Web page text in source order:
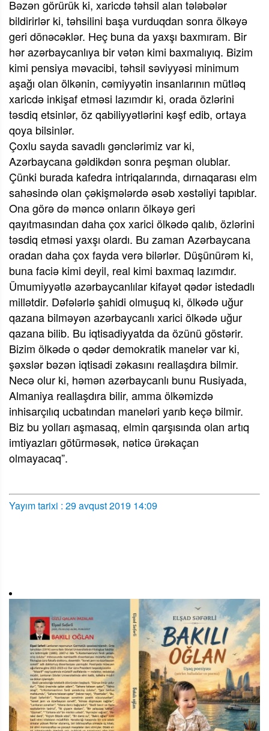
Bəzən görürük ki, xaricdə təhsil alan tələbələr
bildirirlər ki, təhsilini başa vurduqdan sonra ölkəyə
geri dönəcəklər. Heç buna da yaxşı baxmıram. Bir
hər azərbaycanlıya bir vətən kimi baxmalıyıq. Bizim
kimi pensiya məvacibi, təhsil səviyyəsi minimum
aşağı olan ölkənin, cəmiyyətin insanlarının mütləq
xaricdə inkişaf etməsi lazımdır ki, orada özlərini
təsdiq etsinlər, öz qabiliyyətlərini kəşf edib, ortaya
qoya bilsinlər.
Çoxlu sayda savadlı gənclərimiz var ki,
Azərbaycana gəldikdən sonra peşman olublar.
Çünki burada kafedra intriqalarında, dırnaqarası elm
sahəsində olan çəkişmələrdə əsəb xəstəliyi tapıblar.
Ona görə də məncə onların ölkəyə geri
qayıtmasından daha çox xarici ölkədə qalıb, özlərini
təsdiq etməsi yaxşı olardı. Bu zaman Azərbaycana
oradan daha çox fayda verə bilərlər. Düşünürəm ki,
buna faciə kimi deyil, real kimi baxmaq lazımdır.
Ümumiyyətlə azərbaycanlılar kifayət qədər istedadlı
millətdir. Dəfələrlə şahidi olmuşuq ki, ölkədə uğur
qazana bilməyən azərbaycanlı xarici ölkədə uğur
qazana bilib. Bu iqtisadiyyatda da özünü göstərir.
Bizim ölkədə o qədər demokratik manelər var ki,
şəxslər bəzən iqtisadi zəkasını reallaşdıra bilmir.
Necə olur ki, həmən azərbaycanlı bunu Rusiyada,
Almaniya reallaşdıra bilir, amma ölkəmizdə
inhisarçılıq ucbatından maneləri yarıb keçə bilmir.
Biz bu yolları aşmasaq, elmin qarşısında olan artıq
imtiyazları götürməsək, nəticə ürəkaçan
olmayacaq”.
Yayım tarixi : 29 avqust 2019 14:09